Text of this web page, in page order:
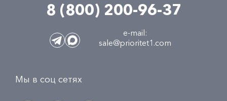
8 (800) 200-96-37
e-mail:
sale@prioritet1.com
Мы в соц сетях